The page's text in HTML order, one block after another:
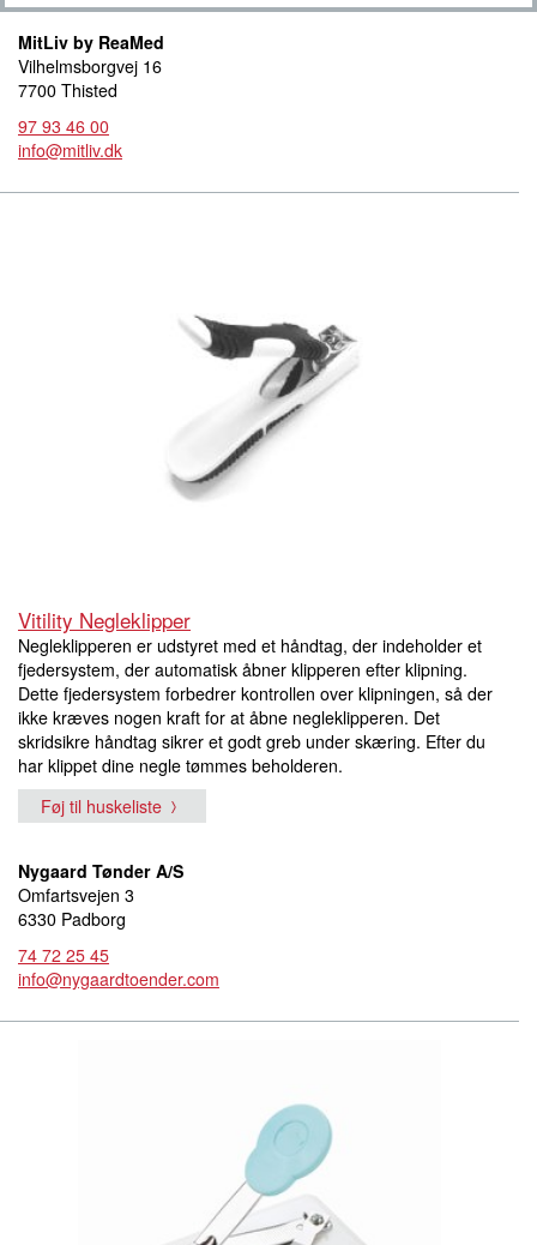
MitLiv by ReaMed
Vilhelmsborgvej 16
7700 Thisted
97 93 46 00
info@mitliv.dk
Vitility Negleklipper
Negleklipperen er udstyret med et håndtag, der indeholder et
fjedersystem, der automatisk åbner klipperen efter klipning.
Dette fjedersystem forbedrer kontrollen over klipningen, så der
ikke kræves nogen kraft for at åbne negleklipperen. Det
skridsikre håndtag sikrer et godt greb under skæring. Efter du
har klippet dine negle tømmes beholderen.
Føj til huskeliste
Nygaard Tønder A/S
Omfartsvejen 3
6330 Padborg
74 72 25 45
info@nygaardtoender.com